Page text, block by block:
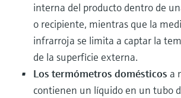
interna del producto dentro de
o recipiente, mientras que la
infrarroja se limita a captar la
de la superficie externa.
Los termómetros domésticos a
contienen un líquido en un tubo